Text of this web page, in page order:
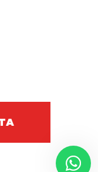
©Bolón